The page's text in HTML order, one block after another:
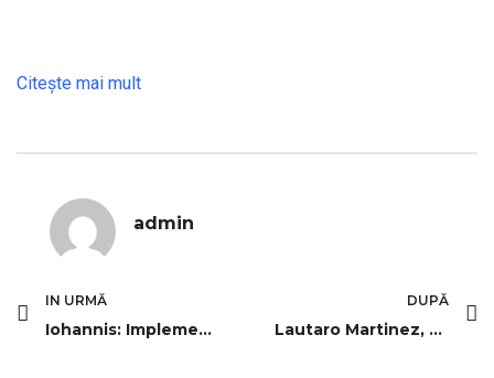
Citeşte mai mult
admin
IN URMĂ
Iohannis: Implementarea Proiectului „România Educată”, un pas esenţial pentru tineri
DUPĂ
Lautaro Martinez, declarație războinică după a decis derby-ul Inter